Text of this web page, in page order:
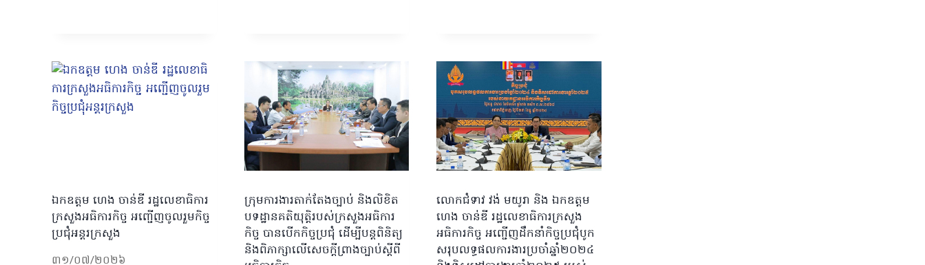
ឯកឧត្តម ហេង ចាន់ឌី រដ្ឋលេខាធិការ
ក្រសួងអធិការកិច្ច អញ្ជើញចូលរួមកិច្ច
ប្រជុំអន្តរក្រសួង
៣១/០៧/២០២៦
ក្រុមការងារតាក់តែងច្បាប់ និងលិខិត
បទដ្ឋានគតិយុត្តិរបស់ក្រសួងអធិការ
កិច្ច បានបើកកិច្ចប្រជុំ ដើម្បីបន្តពិនិត្យ
និងពិភាក្សាលើសេចក្តីព្រាងច្បាប់ស្តីពី
លោកជំទាវ វង់ មយូរា និង ឯកឧត្តម
ហេង ចាន់ឌី រដ្ឋលេខាធិការក្រសួង
អធិការកិច្ច អញ្ជើញដឹកនាំកិច្ចប្រជុំបូក
សរុបលទ្ធផលការងារប្រចាំឆ្នាំ២០២៤